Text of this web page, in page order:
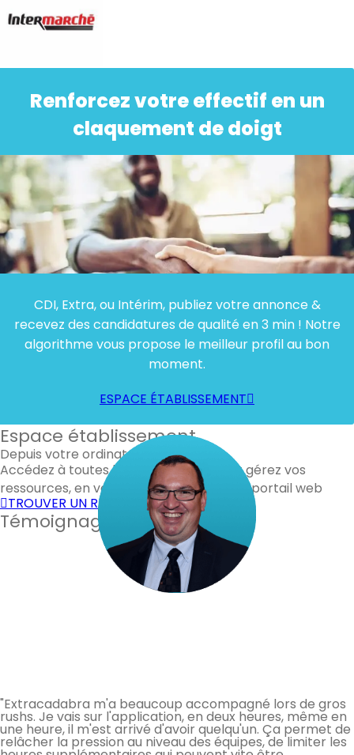
Renforcez votre effectif en un
claquement de doigt
CDI, Extra, ou Intérim, publiez votre annonce &
recevez des candidatures de qualité en 3 min ! Notre
algorithme vous propose le meilleur profil au bon
moment.
ESPACE ÉTABLISSEMENT
Espace établissement
Depuis votre ordinateur
Accédez à toutes les fonctionnalités et gérez vos
ressources, en vous connectant à notre portail web
TROUVER UN RENFORT
Témoignages de nos clients
"Extracadabra m'a beaucoup accompagné lors de gros
rushs. Je vais sur l'application, en deux heures, même en
une heure, il m'est arrivé d'avoir quelqu'un. Ça permet de
relâcher la pression au niveau des équipes, de limiter les